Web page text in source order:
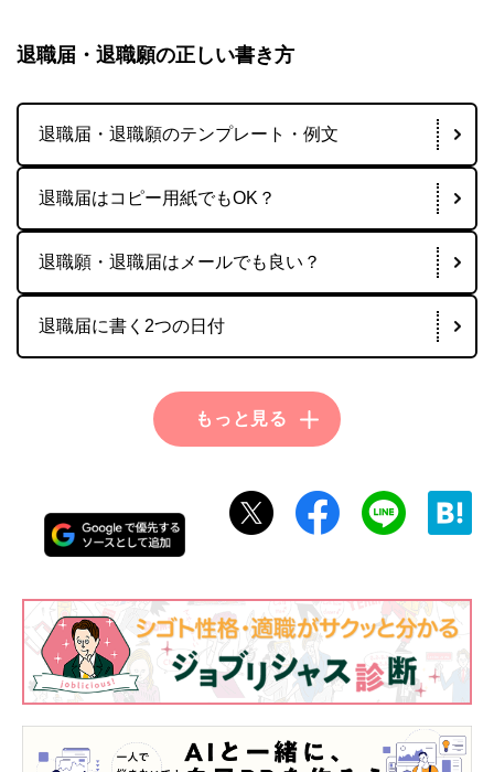
退職届・退職願の正しい書き方
退職届・退職願のテンプレート・例文
退職届はコピー用紙でもOK？
退職願・退職届はメールでも良い？
退職届に書く2つの日付